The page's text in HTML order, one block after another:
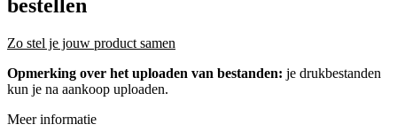
bestellen
Zo stel je jouw product samen
Opmerking over het uploaden van bestanden: je drukbestanden
kun je na aankoop uploaden.
Meer informatie